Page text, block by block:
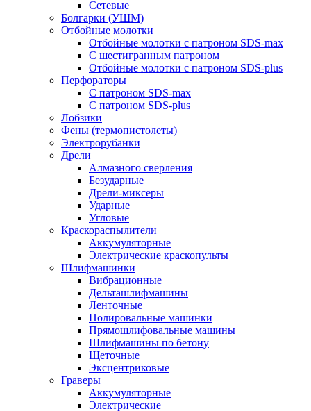
Сетевые
Болгарки (УШМ)
Отбойные молотки
Отбойные молотки с патроном SDS-max
С шестигранным патроном
Отбойные молотки с патроном SDS-plus
Перфораторы
С патроном SDS-max
С патроном SDS-plus
Лобзики
Фены (термопистолеты)
Электрорубанки
Дрели
Алмазного сверления
Безударные
Дрели-миксеры
Ударные
Угловые
Краскораспылители
Аккумуляторные
Электрические краскопульты
Шлифмашинки
Вибрационные
Дельташлифмашины
Ленточные
Полировальные машинки
Прямошлифовальные машины
Шлифмашины по бетону
Щеточные
Эксцентриковые
Граверы
Аккумуляторные
Электрические